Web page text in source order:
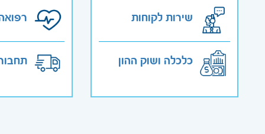
שירות לקוחות
כלכלה ושוק ההון